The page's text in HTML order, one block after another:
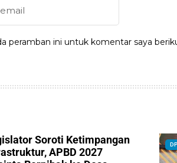
peramban ini untuk komentar saya
Soroti Ketimpangan
APBD 2027